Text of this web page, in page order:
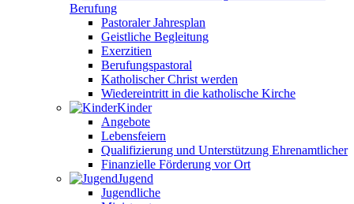
Berufung
Pastoraler Jahresplan
Geistliche Begleitung
Exerzitien
Berufungspastoral
Katholischer Christ werden
Wiedereintritt in die katholische Kirche
Kinder
Angebote
Lebensfeiern
Qualifizierung und Unterstützung Ehrenamtlicher
Finanzielle Förderung vor Ort
Jugend
Jugendliche